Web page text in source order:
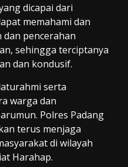
dicapai dari
memahami dan
pencerahan
sehingga terciptanya
dan kondusif.
serta
warga dan
Polres Padang
terus menjaga
di wilayah
Harahap.